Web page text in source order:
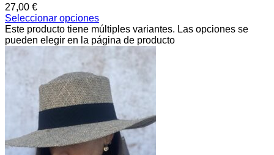
27,00 €
Seleccionar opciones
Este producto tiene múltiples variantes. Las opciones se
pueden elegir en la página de producto